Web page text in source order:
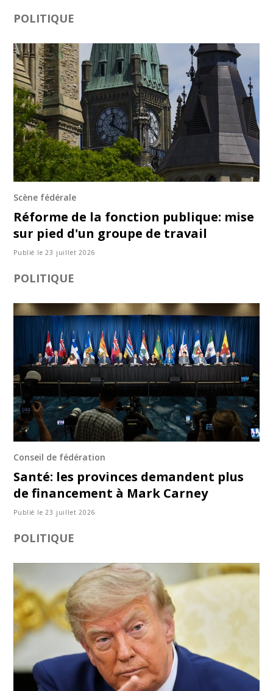
POLITIQUE
Scène fédérale
Réforme de la fonction publique: mise
sur pied d'un groupe de travail
Publié le 23 juillet 2026
POLITIQUE
Conseil de fédération
Santé: les provinces demandent plus
de financement à Mark Carney
Publié le 23 juillet 2026
POLITIQUE